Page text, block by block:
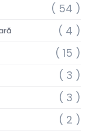
( 54 )
( 4 )
( 15 )
( 3 )
( 3 )
( 2 )